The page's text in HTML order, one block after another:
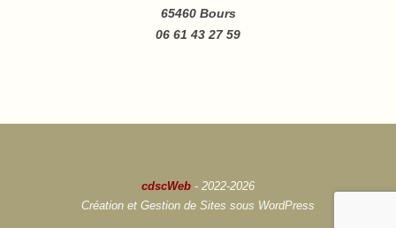
65460 Bours
06 61 43 27 59
cdscWeb - 2022-2026
Création et Gestion de Sites sous WordPress